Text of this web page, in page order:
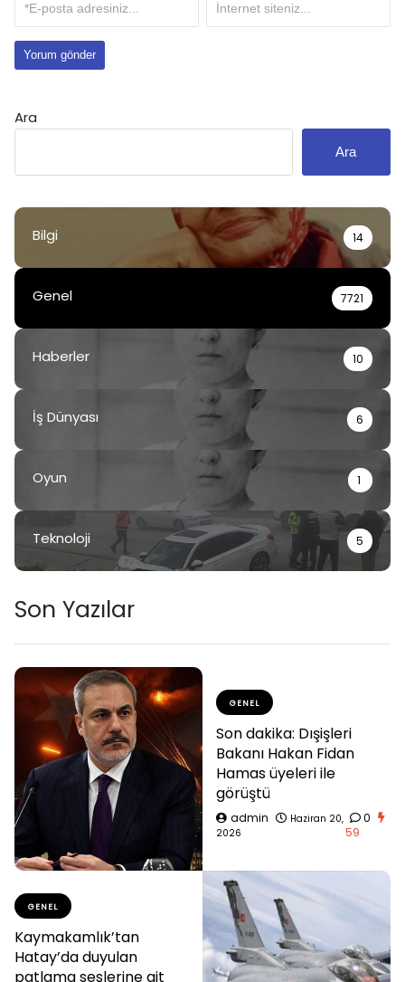
Ara
Ara
Bilgi 14
Genel 7721
Haberler 10
İş Dünyası 6
Oyun 1
Teknoloji 5
Son Yazılar
GENEL
Son dakika: Dışişleri
Bakanı Hakan Fidan
Hamas üyeleri ile
görüştü
admin
Haziran 20,
2026
0
59
GENEL
Kaymakamlık’tan
Hatay’da duyulan
patlama seslerine ait